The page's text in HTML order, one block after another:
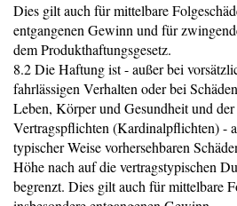
Dies gilt auch für mittelbare
entgangenen Gewinn und für
dem Produkthaftungsgesetz.
8.2 Die Haftung ist - außer bei
fahrlässigen Verhalten oder bei
Leben, Körper und Gesundheit und
Vertragspflichten (Kardinalpflichten) -
typischer Weise vorhersehbaren
Höhe nach auf die vertragstypischen
begrenzt. Dies gilt auch für mittelbare